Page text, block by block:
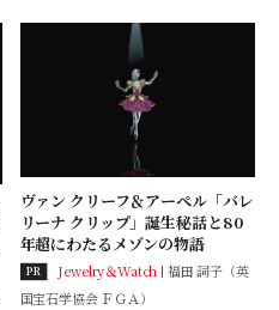
ヴァン クリーフ＆アーペル「バレ
リーナ クリップ」誕生秘話と80
年超にわたるメゾンの物語
PR Jewelry＆Watch
福田 詞子（英
国宝石学協会 ＦＧＡ）